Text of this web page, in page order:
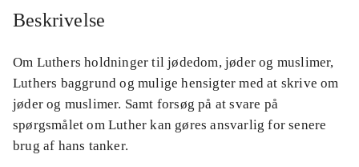
Beskrivelse
Om Luthers holdninger til jødedom, jøder og muslimer,
Luthers baggrund og mulige hensigter med at skrive om
jøder og muslimer. Samt forsøg på at svare på
spørgsmålet om Luther kan gøres ansvarlig for senere
brug af hans tanker.